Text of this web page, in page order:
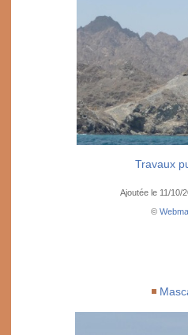
Travaux
Ajoutée le 11/10/
©